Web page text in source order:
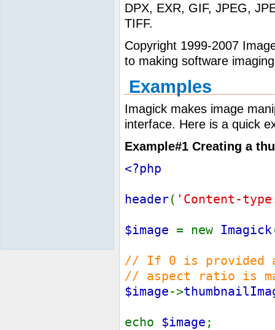
DPX, EXR, GIF, JPEG,
TIFF.
Copyright 1999-2007
to making software
Examples
Imagick makes image
interface. Here is a quick
Example#1 Creating a
<?php
header( 'Content-
$image = new Imagick
// If 0 is provided
// aspect ratio is
$image->
echo $image ;